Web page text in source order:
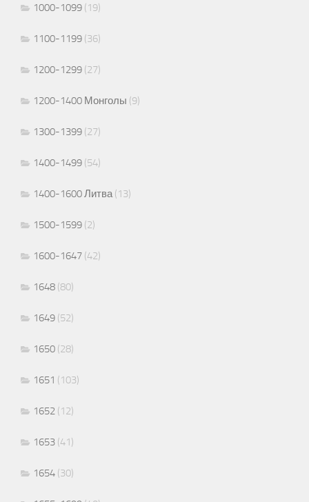
1000-1099 (19)
1100-1199 (36)
1200-1299 (27)
1200-1400 Монголы (9)
1300-1399 (27)
1400-1499 (54)
1400-1600 Литва(13)
1500-1599 (2)
1600-1647 (42)
1648 (80)
1649 (52)
1650 (28)
1651 (103)
1652 (12)
1653 (41)
1654 (30)